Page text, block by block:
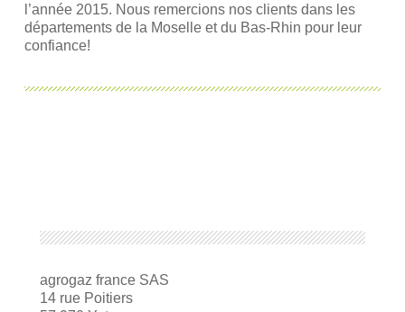
l’année 2015. Nous remercions nos clients dans les
départements de la Moselle et du Bas-Rhin pour leur
confiance!
agrogaz france SAS
14 rue Poitiers